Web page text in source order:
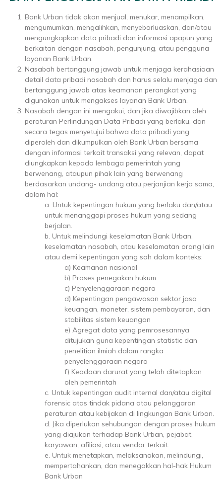
Bank Urban tidak akan menjual, menukar, menampilkan,
mengumumkan, mengalihkan, menyebarluaskan, dan/atau
mengungkapkan data pribadi dan informasi apapun yang
berkaitan dengan nasabah, pengunjung, atau pengguna
layanan Bank Urban.
Nasabah bertanggung jawab untuk menjaga kerahasiaan
detail data pribadi nasabah dan harus selalu menjaga dan
bertanggung jawab atas keamanan perangkat yang
digunakan untuk mengakses layanan Bank Urban.
Nasabah dengan ini mengakui, dan jika diwajibkan oleh
peraturan Perlindungan Data Pribadi yang berlaku, dan
secara tegas menyetujui bahwa data pribadi yang
diperoleh dan dikumpulkan oleh Bank Urban bersama
dengan informasi terkait transaksi yang relevan, dapat
diungkapkan kepada lembaga pemerintah yang
berwenang, ataupun pihak lain yang berwenang
berdasarkan undang- undang atau perjanjian kerja sama,
dalam hal:
a. Untuk kepentingan hukum yang berlaku dan/atau
untuk menanggapi proses hukum yang sedang
berjalan.
b. Untuk melindungi keselamatan Bank Urban,
keselamatan nasabah, atau keselamatan orang lain
atau demi kepentingan yang sah dalam konteks:
a) Keamanan nasional
b) Proses penegakan hukum
c) Penyelenggaraan negara
d) Kepentingan pengawasan sektor jasa
keuangan, moneter, sistem pembayaran, dan
stabilitas sistem keuangan
e) Agregat data yang pemrosesannya
ditujukan guna kepentingan statistic dan
penelitian ilmiah dalam rangka
penyelenggaraan negara
f) Keadaan darurat yang telah ditetapkan
oleh pemerintah
c. Untuk kepentingan audit internal dan/atau digital
forensic atas tindak pidana atau pelanggaran
peraturan atau kebijakan di lingkungan Bank Urban.
d. Jika diperlukan sehubungan dengan proses hukum
yang diajukan terhadap Bank Urban, pejabat,
karyawan, afiliasi, atau vendor terkait.
e. Untuk menetapkan, melaksanakan, melindungi,
mempertahankan, dan menegakkan hal-hak Hukum
Bank Urban